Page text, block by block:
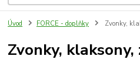
Úvod FORCE - doplňky Zvonky,
Zvonky, klaksony,